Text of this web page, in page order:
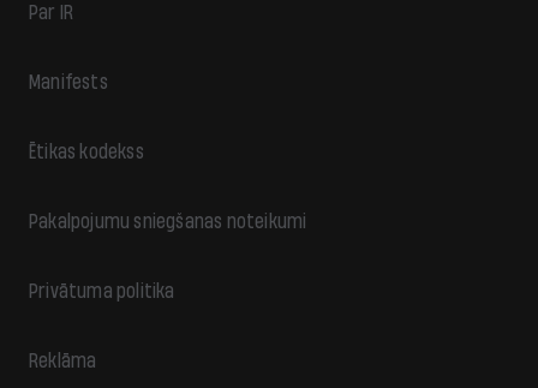
Par IR
Manifests
Ētikas kodekss
Pakalpojumu sniegšanas noteikumi
Privātuma politika
Reklāma